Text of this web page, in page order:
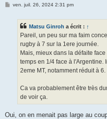
Mven. juil. 26, 2024 2:31 pm
Matsu Ginroh a écrit : ↑
Pareil, un peu sur ma faim
rugby à 7 sur la 1ere journée.
Mais, mieux dans la défaite
temps en 1/4 face à l'Argentine.
2eme MT, notamment réduit à 6.
Ca va probablement être très
de voir ça.
Oui, on en menait pas large au